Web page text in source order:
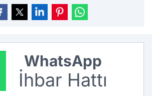
WhatsApp
İhbar Hattı